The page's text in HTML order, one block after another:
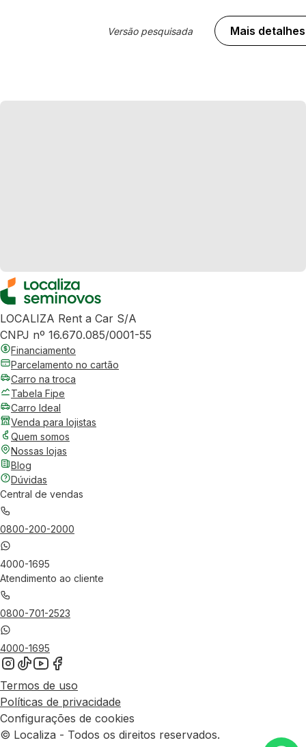
Versão pesquisada Mais detalhes
LOCALIZA Rent a Car S/A
CNPJ nº 16.670.085/0001-55
Financiamento
Parcelamento no cartão
Carro na troca
Tabela Fipe
Carro Ideal
Venda para lojistas
Quem somos
Nossas lojas
Blog
Dúvidas
Central de vendas
0800-200-2000
4000-1695
Atendimento ao cliente
0800-701-2523
4000-1695
Termos de uso
Políticas de privacidade
Configurações de cookies
© Localiza - Todos os direitos reservados.